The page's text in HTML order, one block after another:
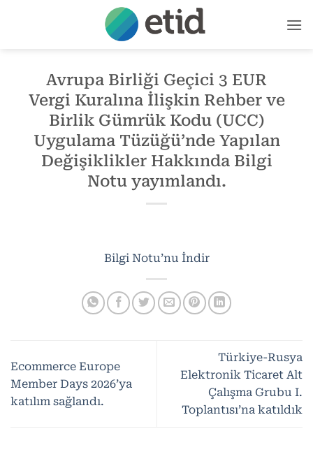
Avrupa Birliği Geçici 3 EUR
Vergi Kuralına İlişkin Rehber ve
Birlik Gümrük Kodu (UCC)
Uygulama Tüzüğü’nde Yapılan
Değişiklikler Hakkında Bilgi
Notu yayımlandı.
Bilgi Notu’nu İndir
Ecommerce Europe
Member Days 2026’ya
katılım sağlandı.
Türkiye-Rusya
Elektronik Ticaret Alt
Çalışma Grubu I.
Toplantısı’na katıldık